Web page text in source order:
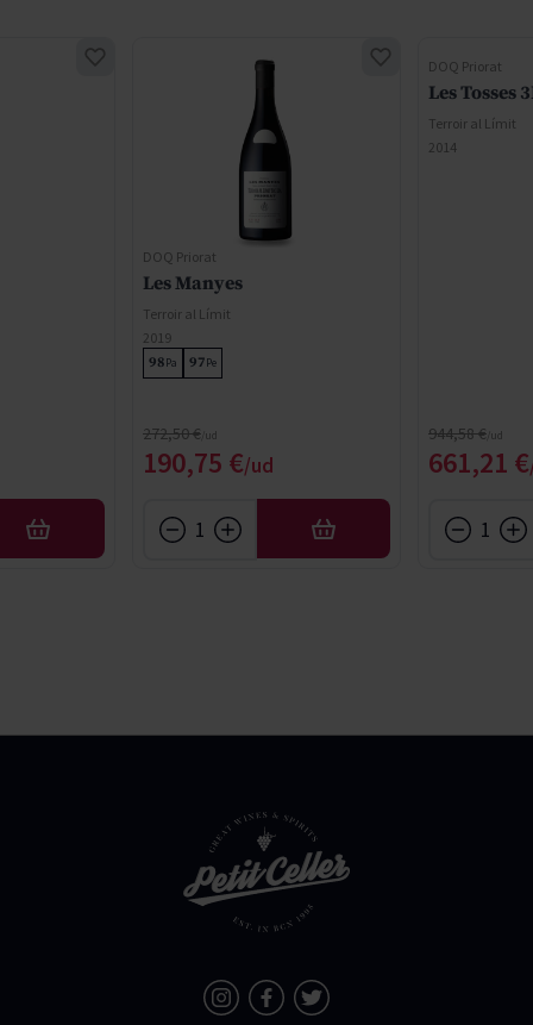
AÑADIR
DOQ Priorat
Les Manyes
Terroir al Límit
2019
98Pa 97Pe
Precio especial
190,75 €
Precio normal
272,50 €
AÑADIR
DOQ Priorat
Les Tosses
Terroir al Límit
2014
Precio
661,21 €
Precio normal
944,58 €